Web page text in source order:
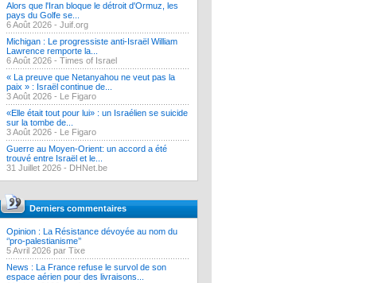
Alors que l'Iran bloque le détroit d'Ormuz, les
pays du Golfe se...
6 Août 2026 - Juif.org
Michigan : Le progressiste anti-Israël William
Lawrence remporte la...
6 Août 2026 - Times of Israel
« La preuve que Netanyahou ne veut pas la
paix » : Israël continue de...
3 Août 2026 - Le Figaro
«Elle était tout pour lui» : un Israélien se suicide
sur la tombe de...
3 Août 2026 - Le Figaro
Guerre au Moyen-Orient: un accord a été
trouvé entre Israël et le...
31 Juillet 2026 - DHNet.be
Derniers commentaires
Opinion : La Résistance dévoyée au nom du
‘’pro-palestianisme’’
5 Avril 2026 par Tixe
News : La France refuse le survol de son
espace aérien pour des livraisons...